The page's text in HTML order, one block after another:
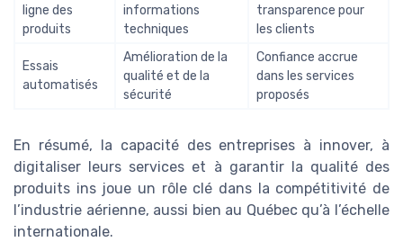
ligne des
produits
informations
techniques
transparence pour
les clients
Essais
automatisés
Amélioration de la
qualité et de la
sécurité
Confiance accrue
dans les services
proposés
En résumé, la capacité des entreprises à innover, à
digitaliser leurs services et à garantir la qualité des
produits ins joue un rôle clé dans la compétitivité de
l’industrie aérienne, aussi bien au Québec qu’à l’échelle
internationale.